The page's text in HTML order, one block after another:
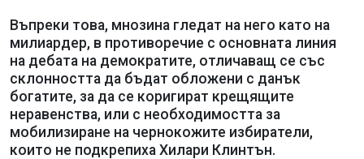
Въпреки това, мнозина гледат на него като на
милиардер, в противоречие с основната линия
на дебата на демократите, отличаващ се със
склонността да бъдат обложени с данък
богатите, за да се коригират крещящите
неравенства, или с необходимостта за
мобилизиране на чернокожите избиратели,
които не подкрепиха Хилари Клинтън.